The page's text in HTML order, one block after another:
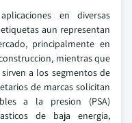
en diversas
aun representan
principalmente en
mientras que
a los segmentos de
de marcas solicitan
a la presion (PSA)
de baja energia,